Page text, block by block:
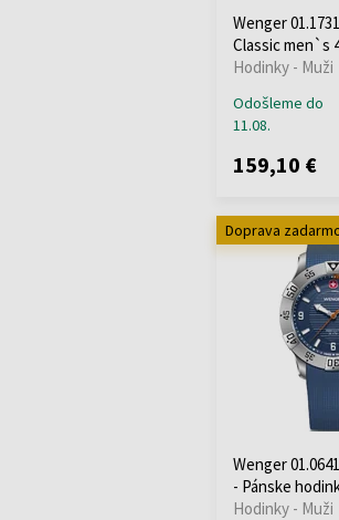
Wenger
Classic men`s
Hodinky - Muži
Odošleme do
11.08.
159,10 €
Doprava
Wenger
- Pánske
Hodinky - Muži